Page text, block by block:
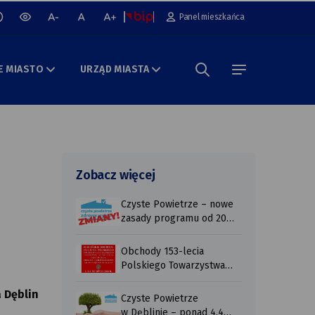
lub wyłącz animacje na stronie
wersja
kontrastowa
mniejsza
czcionka
normalna
czcionka
większa
czcionka
Panel mieszkańca
MIASTO
URZĄD MIASTA
Dęblin
Zobacz więcej
Czyste Powietrze – nowe
zasady programu od 20
Obchody 153-lecia
Polskiego Towarzystwa
Czyste Powietrze